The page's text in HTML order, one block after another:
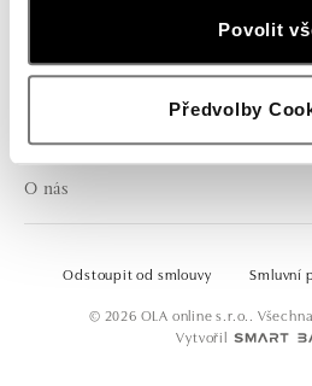
Povolit
Předvolby
Zákaznická podpora
O nás
© 2026 OLA online s.r.o..
Vytvořil
Odstoupit od smlouvy Smluvní